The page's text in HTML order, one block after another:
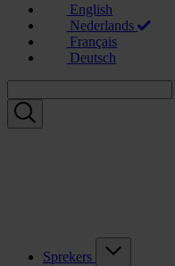
English
Nederlands
Français
Deutsch
Sprekers